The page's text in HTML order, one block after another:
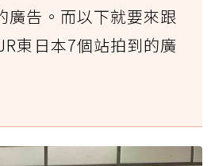
廣告。而以下就要來跟
東日本7個站拍到的廣